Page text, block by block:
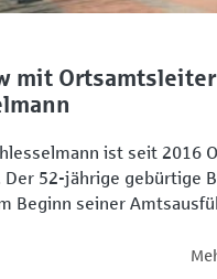
mit
ist seit 2016
Der 52-jährige gebürtige
Beginn seiner
in den Ortsteilen